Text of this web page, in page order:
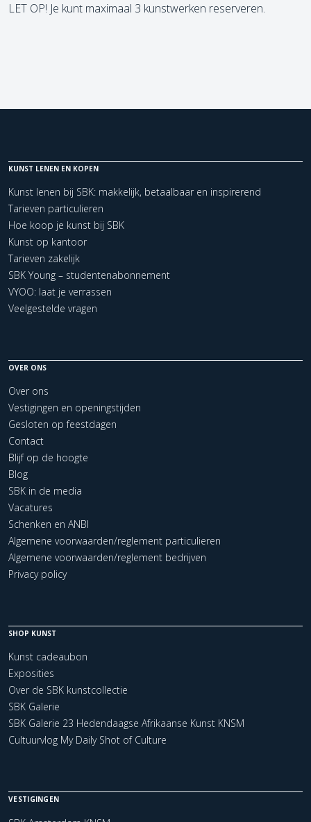
LET OP! Je kunt maximaal 3 kunstwerken reserveren.
KUNST LENEN EN KOPEN
Kunst lenen bij SBK: makkelijk, betaalbaar en inspirerend
Tarieven particulieren
Hoe koop je kunst bij SBK
Kunst op kantoor
Tarieven zakelijk
SBK Young – studentenabonnement
VYOO: laat je verrassen
Veelgestelde vragen
OVER ONS
Over ons
Vestigingen en openingstijden
Gesloten op feestdagen
Contact
Blijf op de hoogte
Blog
SBK in de media
Vacatures
Schenken en ANBI
Algemene voorwaarden/reglement particulieren
Algemene voorwaarden/reglement bedrijven
Privacy policy
SHOP KUNST
Kunst cadeaubon
Exposities
Over de SBK kunstcollectie
SBK Galerie
SBK Galerie 23 Hedendaagse Afrikaanse Kunst KNSM
Cultuurvlog My Daily Shot of Culture
VESTIGINGEN